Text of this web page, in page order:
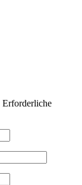
Erforderliche